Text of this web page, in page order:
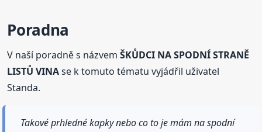
Poradna
V naší poradně s názvemŠKŮDCI NA SPODNÍ STRANĚ
LISTŮ VINAse k tomuto tématu vyjádřil uživatel
Standa.
Takové prhledné kapky nebo co to je mám na spodní